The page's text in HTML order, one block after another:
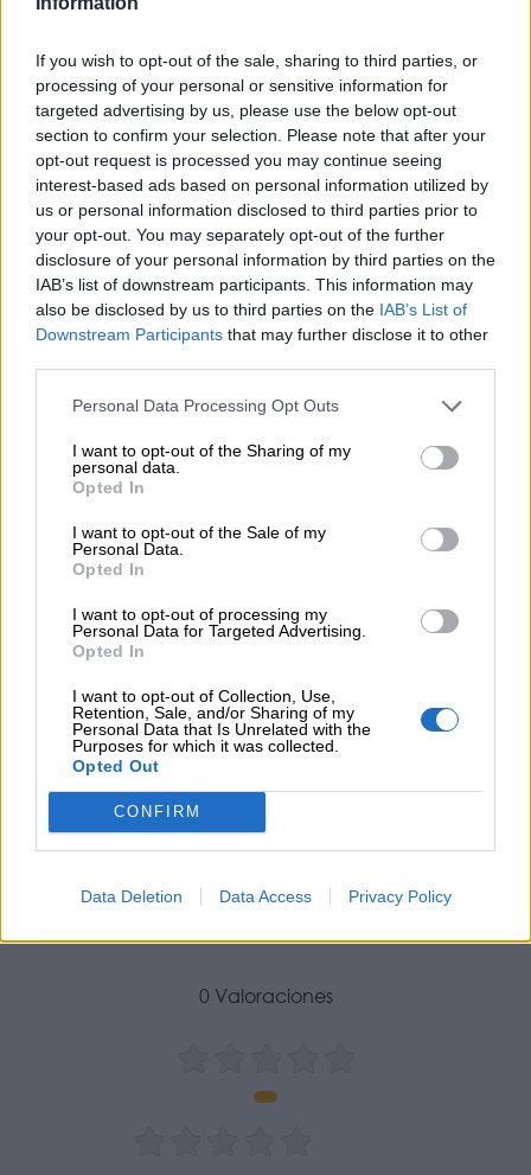
If you wish to opt-out of the sale, sharing to third parties, or
processing of your personal or sensitive information for
targeted advertising by us, please use the below opt-out
section to confirm your selection. Please note that after your
opt-out request is processed you may continue seeing
interest-based ads based on personal information utilized by
us or personal information disclosed to third parties prior to
your opt-out. You may separately opt-out of the further
disclosure of your personal information by third parties on the
IAB’s list of downstream participants. This information may
also be disclosed by us to third parties on the IAB’s List of
Downstream Participants that may further disclose it to other
Personal Data Processing Opt Outs
I want to opt-out of the Sharing of my
personal data.
Opted In
I want to opt-out of the Sale of my
Personal Data.
Opted In
I want to opt-out of processing my
Personal Data for Targeted Advertising.
Opted In
I want to opt-out of Collection, Use,
Retention, Sale, and/or Sharing of my
Personal Data that Is Unrelated with the
Purposes for which it was collected.
Opted Out
CONFIRM
Data Deletion Data Access Privacy Policy
COMPARTIR:
el servicio gratuito que ayuda a conciliar a las
0 Valoraciones